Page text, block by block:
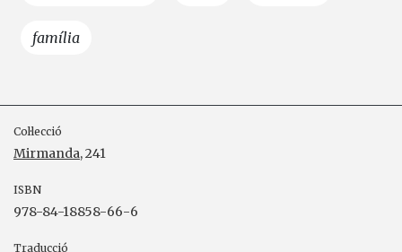
família
Col·lecció
Mirmanda, 241
ISBN
978-84-18858-66-6
Traducció